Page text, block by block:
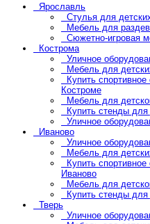
Ярославль
Стулья для
Мебель для
Сюжетно-игровая
Кострома
Уличное
Мебель для
Купить
Костроме
Мебель для
Купить стенды
Уличное
Иваново
Уличное
Мебель для
Купить
Иваново
Мебель для
Купить стенды
Тверь
Уличное